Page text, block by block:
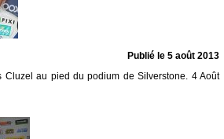
Publié le 5 août 2013
Cluzel au pied du podium de Silverstone. 4 Août